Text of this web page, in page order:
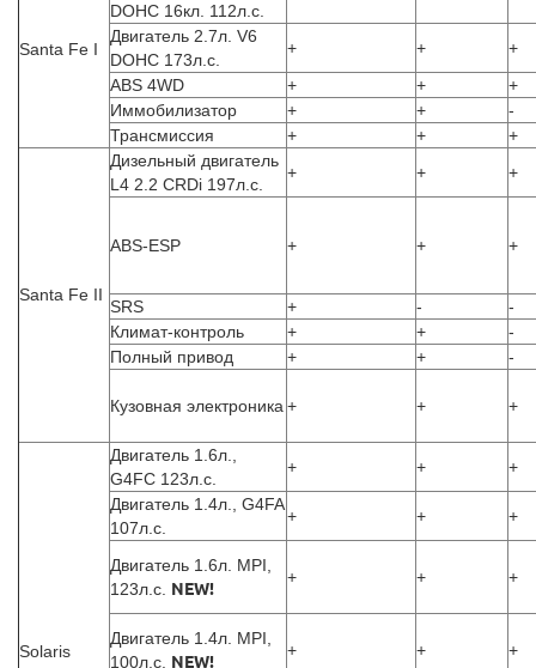
Santa Fe I
DOHC 16кл. 112л.с.
Двигатель 2.7л. V6
DOHC 173л.с.
+ +
+
ABS 4WD
+ +
+
Иммобилизатор
+ +
-
Трансмиссия
+ + +
Santa Fe II
Дизельный двигатель
L4 2.2 CRDi 197л.с.
+ + +
ABS-ESP + + +
SRS + -
-
Климат-контроль
+ +
-
Полный привод
+ + -
Кузовная электроника + + +
Solaris
Двигатель 1.6л.,
G4FC 123л.с.
+ +
+
Двигатель 1.4л., G4FA
107л.с.
+ + +
Двигатель 1.6л. MPI,
123л.с. NEW!
+ + +
Двигатель 1.4л. MPI,
100л.с. NEW!
+ + +